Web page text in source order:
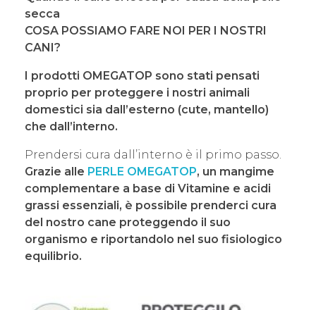
secca
COSA POSSIAMO FARE NOI PER I NOSTRI
CANI?
I prodotti OMEGATOP sono stati pensati
proprio per proteggere i nostri animali
domestici sia dall’esterno (cute, mantello)
che dall’interno.
Prendersi cura dall’interno è il primo passo.
Grazie alle PERLE OMEGATOP, un mangime
complementare a base di Vitamine e acidi
grassi essenziali, è possibile prenderci cura
del nostro cane proteggendo il suo
organismo e riportandolo nel suo fisiologico
equilibrio.